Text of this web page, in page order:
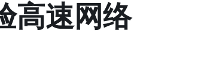
高速网络